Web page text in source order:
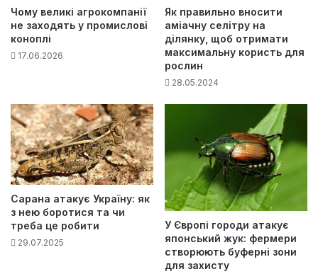
Чому великі агрокомпанії
не заходять у промислові
коноплі
17.06.2026
Як правильно вносити
аміачну селітру на
ділянку, щоб отримати
максимальну користь для
рослин
28.05.2024
Сарана атакує Україну: як
з нею боротися та чи
треба це робити
29.07.2025
У Європі городи атакує
японський жук: фермери
створюють буферні зони
для захисту